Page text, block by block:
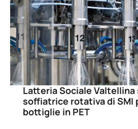
Latteria Sociale
soffiatrice rotativa di SMI
bottiglie in PET